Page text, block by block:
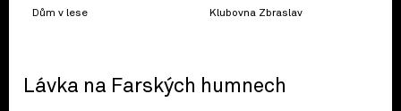
Dům v lese Klubovna Zbraslav
Lávka na Farských humnech